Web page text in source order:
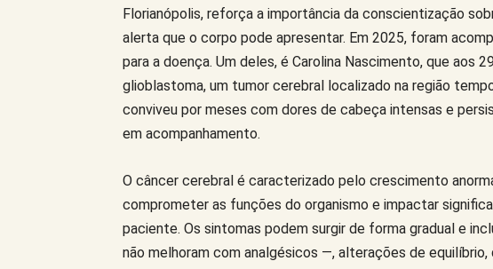
Florianópolis, reforça a importância da conscientização
alerta que o corpo pode apresentar. Em 2025, foram
para a doença. Um deles, é Carolina Nascimento, que aos
glioblastoma, um tumor cerebral localizado na região
conviveu por meses com dores de cabeça intensas e
em acompanhamento.
O câncer cerebral é caracterizado pelo crescimento
comprometer as funções do organismo e impactar
paciente. Os sintomas podem surgir de forma gradual e
não melhoram com analgésicos —, alterações de